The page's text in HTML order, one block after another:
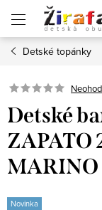
obsah
Detské topánky
Detské
ZAPATO
MARINO
Novinka